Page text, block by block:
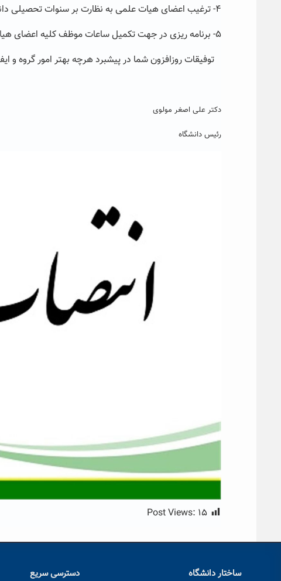
۴- ترغیب اعضای هیات علمی به نظارت بر سنوات تحصیلی دانشجویان، به منظور منطقی نمودن سنوات مقاطع مختلف؛
۵- برنامه ریزی در جهت تکمیل ساعات موظف کلیه اعضای هیات علمی و توزیع ساعات در طول هفته؛
توفیقات روزافزون شما در پیشبرد هرچه بهتر امور گروه و
دکتر علی اصغر مولوی
رئیس دانشگاه
Post Views: ۱۵
ساختار دانشگاه دسترسی سریع